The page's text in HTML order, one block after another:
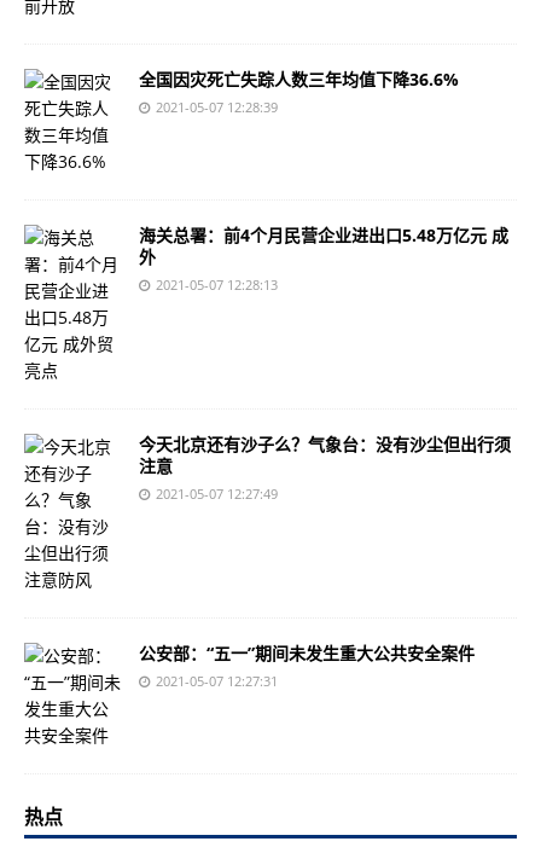
全国因灾死亡失踪人数三年均值下降36.6%
2021-05-07 12:28:39
海关总署：前4个月民营企业进出口5.48万亿元 成
外
2021-05-07 12:28:13
今天北京还有沙子么？气象台：没有沙尘但出行须
注意
2021-05-07 12:27:49
公安部：“五一”期间未发生重大公共安全案件
2021-05-07 12:27:31
热点